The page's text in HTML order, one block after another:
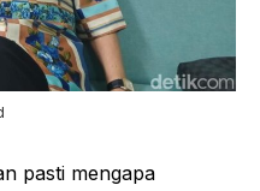
pasti mengapa